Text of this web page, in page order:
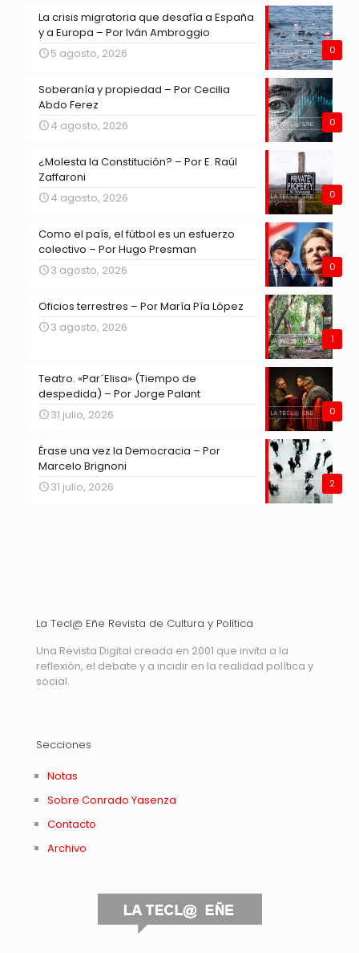
0
La crisis migratoria que desafía a España
y a Europa – Por Iván Ambroggio
5 agosto, 2026
0
Soberanía y propiedad – Por Cecilia
Abdo Ferez
4 agosto, 2026
0
¿Molesta la Constitución? – Por E. Raúl
Zaffaroni
4 agosto, 2026
0
Como el país, el fútbol es un esfuerzo
colectivo – Por Hugo Presman
3 agosto, 2026
1
Oficios terrestres – Por María Pía López
3 agosto, 2026
0
Teatro. «Par´Elisa» (Tiempo de
despedida) – Por Jorge Palant
31 julio, 2026
2
Érase una vez la Democracia – Por
Marcelo Brignoni
31 julio, 2026
La Tecl@ Eñe Revista de Cultura y Política
Una Revista Digital creada en 2001 que invita a la
reflexión, el debate y a incidir en la realidad política y
social.
Secciones
Notas
Sobre Conrado Yasenza
Contacto
Archivo